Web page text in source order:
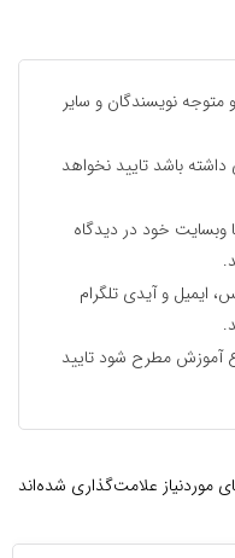
متوجه نویسندگان و سایر
باشد تایید نخواهد
وبسایت خود در دیدگاه
ایمیل و آیدی تلگرام
آموزش مطرح شود تایید
علامت‌گذاری شده‌اند